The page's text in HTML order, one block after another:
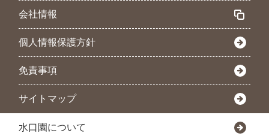
会社情報
個人情報保護方針
免責事項
サイトマップ
水口園について